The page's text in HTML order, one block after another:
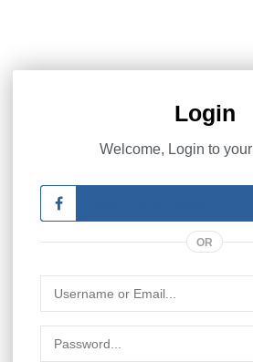
Login
Welcome, Login to
OR